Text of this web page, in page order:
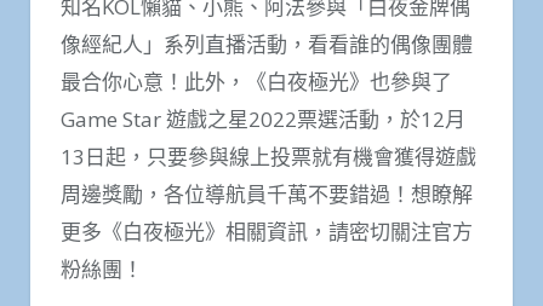
知名KOL懶貓、小熊、阿法參與「白夜金牌偶
像經紀人」系列直播活動，看看誰的偶像團體
最合你心意！此外，《白夜極光》也參與了
Game Star 遊戲之星2022票選活動，於12月
13日起，只要參與線上投票就有機會獲得遊戲
周邊獎勵，各位導航員千萬不要錯過！想瞭解
更多《白夜極光》相關資訊，請密切關注官方
粉絲團！